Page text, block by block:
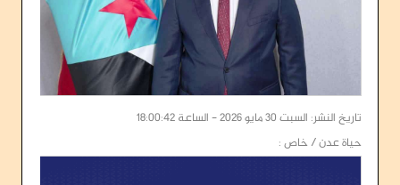
تاريخ النشر: السبت 30 مايو 2026 - الساعة 18:00:42
حياة عدن / خاص :